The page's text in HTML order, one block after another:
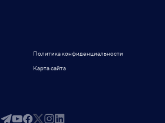
Политика конфиденциальности
Карта сайта